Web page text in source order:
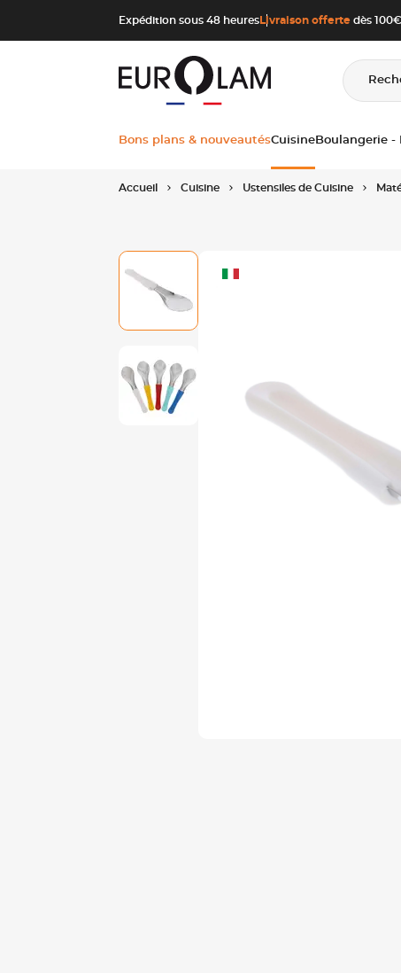
Expédition sous 48 heures Livraison offerte dès
Bons plans & nouveautésCuisine Boulangerie -
Accueil Cuisine Ustensiles de Cuisine